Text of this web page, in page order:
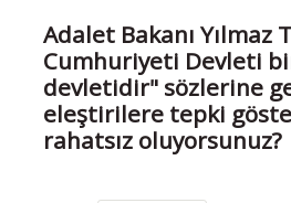
Adalet Bakanı Yılmaz
Cumhuriyeti Devleti
devletidir" sözlerine
eleştirilere tepki
rahatsız oluyorsunuz?